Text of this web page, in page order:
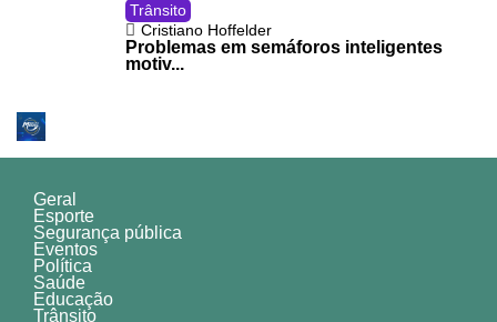
Trânsito
Cristiano Hoffelder
Problemas em semáforos inteligentes
motiv...
Geral
Esporte
Segurança pública
Eventos
Política
Saúde
Educação
Trânsito